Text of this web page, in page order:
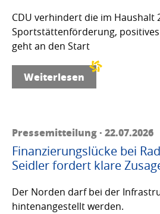
CDU verhindert die im Haushalt
Sportstättenförderung,
geht an den Start
Weiterlesen
Pressemitteilung · 22.07.2026
Finanzierungslücke bei
Seidler fordert klare
Der Norden darf bei der
hintenangestellt werden.